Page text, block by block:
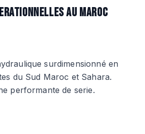
AU MAROC
surdimensionné en
du Sud Maroc et Sahara.
performante de serie.